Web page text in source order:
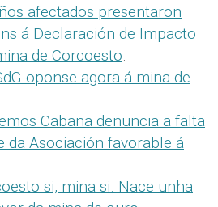
afectados presentaron
á Declaración de Impacto
de Corcoesto.
oponse agora á mina de
Cabana denuncia a falta
da Asociación favorable á
si, mina si. Nace unha